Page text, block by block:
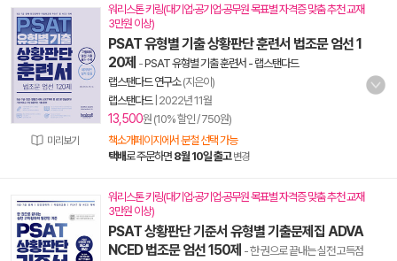
미리보기
워리스톤 키링(대기업·공기업·공무원 목표별 자격증 맞춤 추천 교재
3만원 이상)
PSAT 유형별 기출 상황판단 훈련서 법조문 엄선 1
20제 -PSAT 유형별 기출 훈련서 - 랩스탠다드
랩스탠다드 연구소(지은이)
랩스탠다드| 2022년 11월
13,500원 (10% 할인 / 750원)
책소개페이지에서 분철 선택 가능
택배로 주문하면 8월 10일 출고 변경
워리스톤 키링(대기업·공기업·공무원 목표별 자격증 맞춤 추천 교재
3만원 이상)
PSAT 상황판단 기준서 유형별 기출문제집 ADVA
NCED 법조문 엄선 150제 - 한 권으로 끝내는 실전 고득점